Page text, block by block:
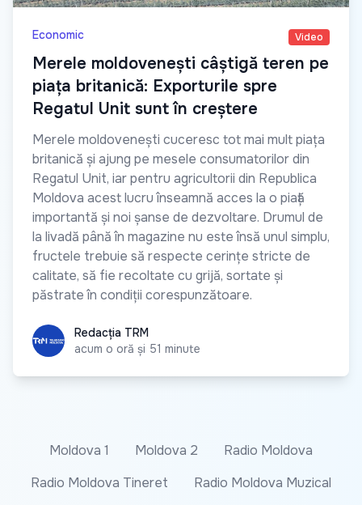
Economic Video
Merele moldovenești câștigă teren pe
piața britanică: Exporturile spre
Regatul Unit sunt în creștere
Merele moldovenești cuceresc tot mai mult piața
britanică și ajung pe mesele consumatorilor din
Regatul Unit, iar pentru agricultorii din Republica
Moldova acest lucru înseamnă acces la o piață
importantă și noi șanse de dezvoltare. Drumul de
la livadă până în magazine nu este însă unul simplu,
fructele trebuie să respecte cerințe stricte de
calitate, să fie recoltate cu grijă, sortate și
păstrate în condiții corespunzătoare.
Redacția TRM
Redacția TRM
acum o oră și 51 minute
Moldova 1 Moldova 2
Radio Moldova
Radio Moldova Tineret
Radio Moldova Muzical